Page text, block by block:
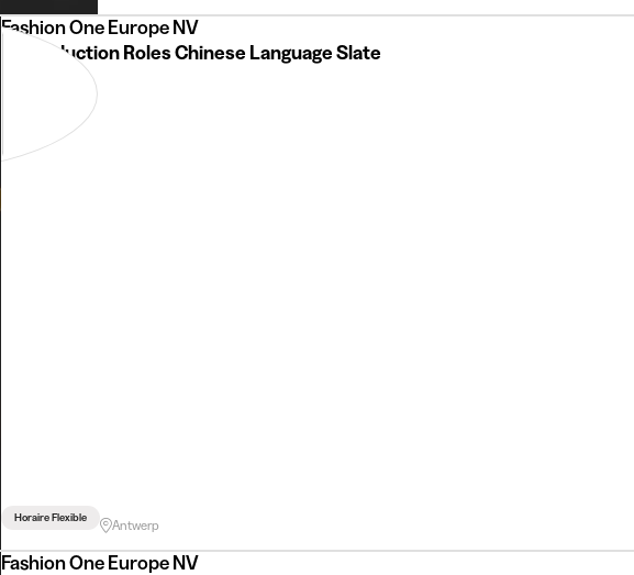
Fashion One Europe NV
AI Production Roles Chinese Language Slate
Horaire Flexible Antwerp
Fashion One Europe NV